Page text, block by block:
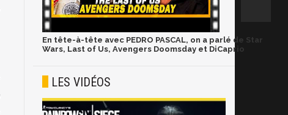
En tête-à-tête avec PEDRO PASCAL, on a parlé de Star
Wars, Last of Us, Avengers Doomsday et DiCaprio
LES VIDÉOS